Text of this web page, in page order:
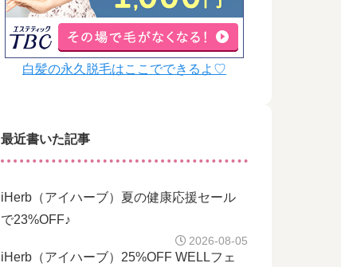
白髪の永久脱毛はここでできるよ♡
最近書いた記事
iHerb（アイハーブ）夏の健康応援セール
で23%OFF♪
2026-08-05
iHerb（アイハーブ）25%OFF WELLフェ